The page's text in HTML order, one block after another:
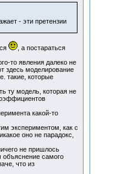
- эти претензии
, а постараться
то явления далеко не
здесь моделирование
такие, которые
ту модель, которая не
какой-то
экспериментом, как с
оно не парадокс,
не пришлось
объяснение самого
что из